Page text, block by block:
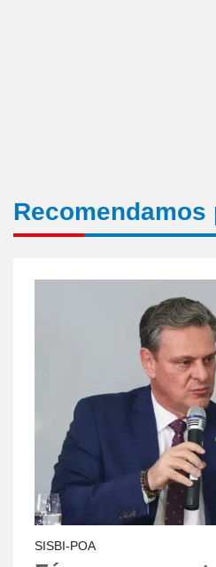
Recomendamos
SISBI-POA